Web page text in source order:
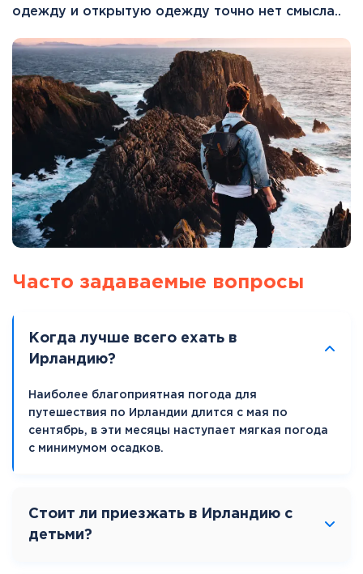
одежду и открытую одежду точно нет смысла..
Часто задаваемые вопросы
Когда лучше всего ехать в
Ирландию?
Наиболее благоприятная погода для
путешествия по Ирландии длится с мая по
сентябрь, в эти месяцы наступает мягкая погода
с минимумом осадков.
Стоит ли приезжать в Ирландию с
детьми?